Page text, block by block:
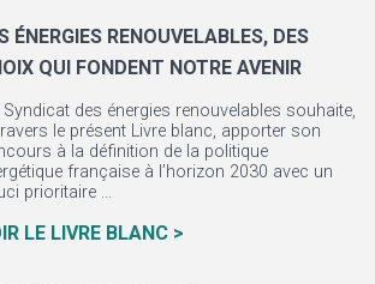
ÉNERGIES RENOUVELABLES, DES
QUI FONDENT NOTRE AVENIR
Syndicat des énergies renouvelables souhaite,
le présent Livre blanc, apporter son
à la définition de la politique
française à l’horizon 2030 avec un
prioritaire ...
LE LIVRE BLANC >